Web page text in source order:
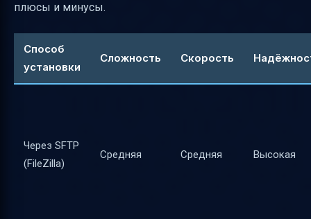
плюсы и минусы.
Способ
установки
Сложность Скорость
Через SFTP
(FileZilla)
Средняя Средняя Высокая